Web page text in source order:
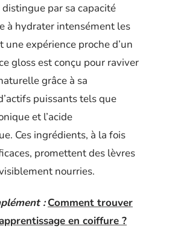
par sa capacité
à hydrater intensément les
une expérience proche d’un
gloss est conçu pour raviver
grâce à sa
puissants tels que
et l’acide
Ces ingrédients, à la fois
promettent des lèvres
nourries.
: Comment trouver
en coiffure ?